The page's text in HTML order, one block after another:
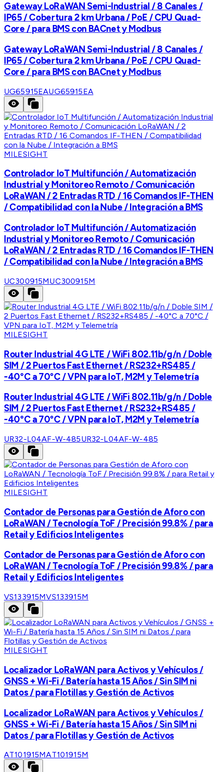
Gateway LoRaWAN Semi-Industrial / 8 Canales /
IP65 / Cobertura 2 km Urbana / PoE / CPU Quad-
Core / para BMS con BACnet y Modbus
Gateway LoRaWAN Semi-Industrial / 8 Canales /
IP65 / Cobertura 2 km Urbana / PoE / CPU Quad-
Core / para BMS con BACnet y Modbus
UG65915EAUG65915EA
MILESIGHT
Controlador IoT Multifunción / Automatización
Industrial y Monitoreo Remoto / Comunicación
LoRaWAN / 2 Entradas RTD / 16 Comandos IF-THEN
/ Compatibilidad con la Nube / Integración a BMS
Controlador IoT Multifunción / Automatización
Industrial y Monitoreo Remoto / Comunicación
LoRaWAN / 2 Entradas RTD / 16 Comandos IF-THEN
/ Compatibilidad con la Nube / Integración a BMS
UC300915MUC300915M
MILESIGHT
Router Industrial 4G LTE / WiFi 802.11b/g/n / Doble
SIM / 2 Puertos Fast Ethernet / RS232+RS485 /
-40°C a 70°C / VPN para IoT, M2M y Telemetría
Router Industrial 4G LTE / WiFi 802.11b/g/n / Doble
SIM / 2 Puertos Fast Ethernet / RS232+RS485 /
-40°C a 70°C / VPN para IoT, M2M y Telemetría
UR32-L04AF-W-485UR32-L04AF-W-485
MILESIGHT
Contador de Personas para Gestión de Aforo con
LoRaWAN / Tecnología ToF / Precisión 99.8% / para
Retail y Edificios Inteligentes
Contador de Personas para Gestión de Aforo con
LoRaWAN / Tecnología ToF / Precisión 99.8% / para
Retail y Edificios Inteligentes
VS133915MVS133915M
MILESIGHT
Localizador LoRaWAN para Activos y Vehículos /
GNSS + Wi-Fi / Batería hasta 15 Años / Sin SIM ni
Datos / para Flotillas y Gestión de Activos
Localizador LoRaWAN para Activos y Vehículos /
GNSS + Wi-Fi / Batería hasta 15 Años / Sin SIM ni
Datos / para Flotillas y Gestión de Activos
AT101915MAT101915M